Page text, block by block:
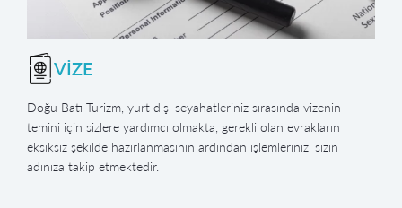
VİZE
Doğu Batı Turizm, yurt dışı seyahatleriniz sırasında vizenin
temini için sizlere yardımcı olmakta, gerekli olan evrakların
eksiksiz şekilde hazırlanmasının ardından işlemlerinizi sizin
adınıza takip etmektedir.